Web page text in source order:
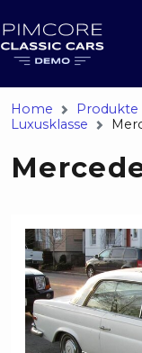
Home Produkte
Luxusklasse